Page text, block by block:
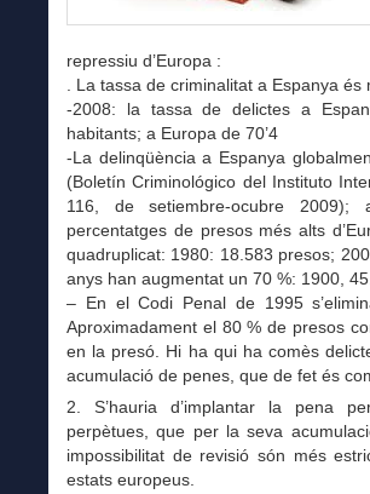
repressiu d’Europa :
. La tassa de criminalitat a Espanya
-2008: la tassa de delictes a
habitants; a Europa de 70’4
-La delinqüència a Espanya
(Boletín Criminológico del Instituto
116, de setiembre-ocubre
percentatges de presos més alts
quadruplicat: 1980: 18.583 presos;
anys han augmentat un 70 %: 1900,
– En el Codi Penal de 1995
Aproximadament el 80 % de presos
en la presó. Hi ha qui ha comès
acumulació de penes, que de fet és
2. S’hauria d’implantar la pena
perpètues, que per la seva
impossibilitat de revisió són més
estats europeus.